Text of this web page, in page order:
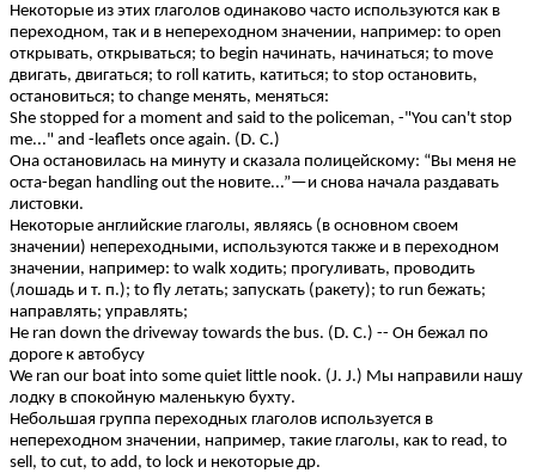
Некоторые из этих глаголов одинаково часто используются как в
переходном, так и в непереходном значении, например: to open
открывать, открываться; to begin начинать, начинаться; to move
двигать, двигаться; to roll катить, катиться; to stop остановить,
остановиться; to change менять, меняться:
She stopped for a moment and said to the policeman, -"You can't stop
me..." and -leaflets once again. (D. С.)
Она остановилась на минуту и сказала полицейскому: “Вы меня не
оста-began handling out the новите...”—и снова начала раздавать
листовки.
Некоторые английские глаголы, являясь (в основном своем
значении) непереходными, используются также и в переходном
значении, например: to walk ходить; прогуливать, проводить
(лошадь и т. п.); to fly летать; запускать (ракету); to run бежать;
направлять; управлять;
Не ran down the driveway towards the bus. (D. С.) -- Он бежал по
дороге к автобусу
We ran our boat into some quiet little nook. (J. J.) Мы направили нашу
лодку в спокойную маленькую бухту.
Небольшая группа переходных глаголов используется в
непереходном значении, например, такие глаголы, как to read, to
sell, to cut, to add, to lock и некоторые др.